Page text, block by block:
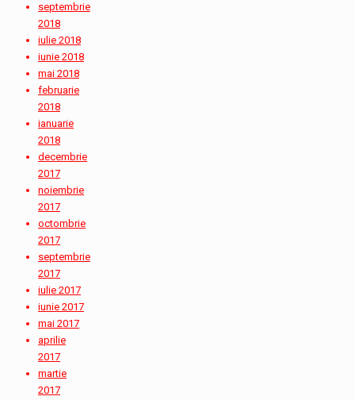
septembrie
2018
iulie 2018
iunie 2018
mai 2018
februarie
2018
ianuarie
2018
decembrie
2017
noiembrie
2017
octombrie
2017
septembrie
2017
iulie 2017
iunie 2017
mai 2017
aprilie
2017
martie
2017